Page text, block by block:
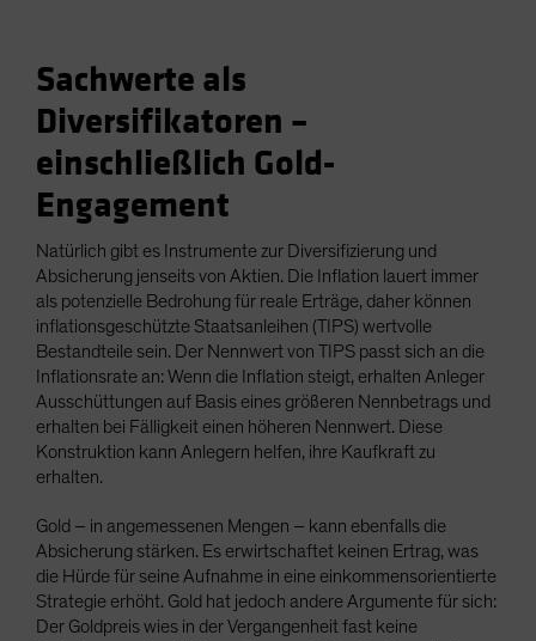
Sachwerte als
Diversifikatoren –
einschließlich Gold-
Engagement
Natürlich gibt es Instrumente zur Diversifizierung und
Absicherung jenseits von Aktien. Die Inflation lauert immer
als potenzielle Bedrohung für reale Erträge, daher können
inflationsgeschützte Staatsanleihen (TIPS) wertvolle
Bestandteile sein. Der Nennwert von TIPS passt sich an die
Inflationsrate an: Wenn die Inflation steigt, erhalten Anleger
Ausschüttungen auf Basis eines größeren Nennbetrags und
erhalten bei Fälligkeit einen höheren Nennwert. Diese
Konstruktion kann Anlegern helfen, ihre Kaufkraft zu
erhalten.
Gold – in angemessenen Mengen – kann ebenfalls die
Absicherung stärken. Es erwirtschaftet keinen Ertrag, was
die Hürde für seine Aufnahme in eine einkommensorientierte
Strategie erhöht. Gold hat jedoch andere Argumente für sich:
Der Goldpreis wies in der Vergangenheit fast keine